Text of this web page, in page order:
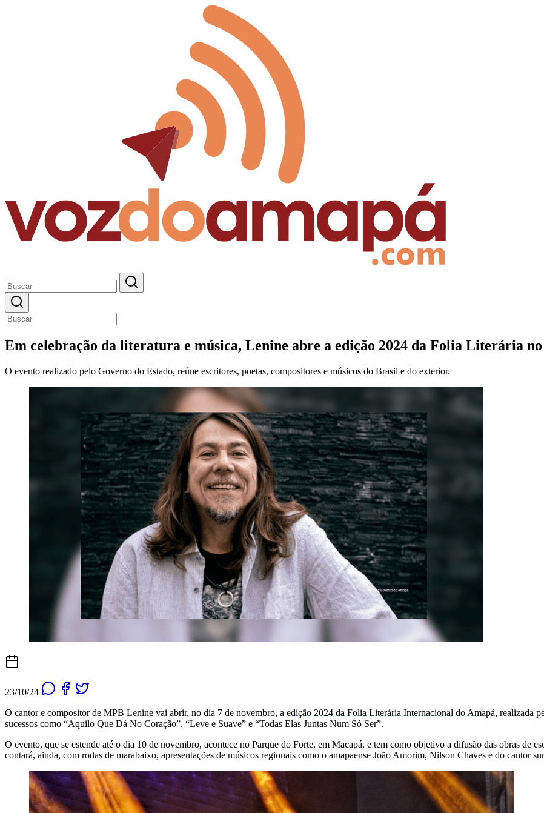
Em celebração da literatura e música, Lenine abre a edição 2024 da Folia Literária
O evento realizado pelo Governo do Estado, reúne escritores, poetas, compositores e músicos do Brasil e do exterior.
23/10/24
O cantor e compositor de MPB Lenine vai abrir, no dia 7 de novembro, a edição 2024 da Folia Literária Internacional do Amapá, realizada
sucessos como “Aquilo Que Dá No Coração”, “Leve e Suave” e “Todas Elas Juntas Num Só Ser”.
O evento, que se estende até o dia 10 de novembro, acontece no Parque do Forte, em Macapá, e tem como objetivo a difusão das obras de
contará, ainda, com rodas de marabaixo, apresentações de músicos regionais como o amapaense João Amorim, Nilson Chaves e do cantor